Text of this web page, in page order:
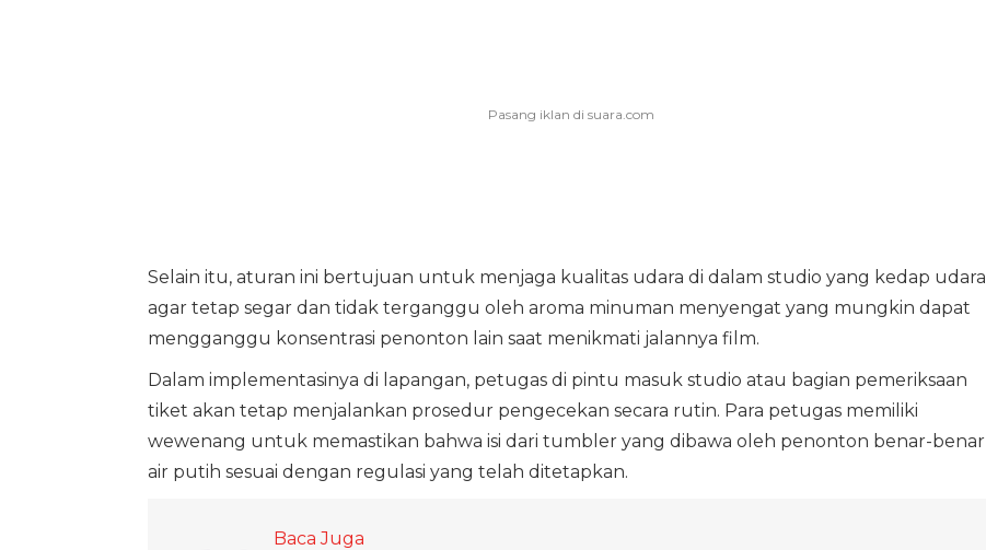
Selain itu, aturan ini bertujuan untuk menjaga kualitas udara di dalam studio yang kedap udara
agar tetap segar dan tidak terganggu oleh aroma minuman menyengat yang mungkin dapat
mengganggu konsentrasi penonton lain saat menikmati jalannya film.
Dalam implementasinya di lapangan, petugas di pintu masuk studio atau bagian pemeriksaan
tiket akan tetap menjalankan prosedur pengecekan secara rutin. Para petugas memiliki
wewenang untuk memastikan bahwa isi dari tumbler yang dibawa oleh penonton benar-benar
air putih sesuai dengan regulasi yang telah ditetapkan.
Baca Juga